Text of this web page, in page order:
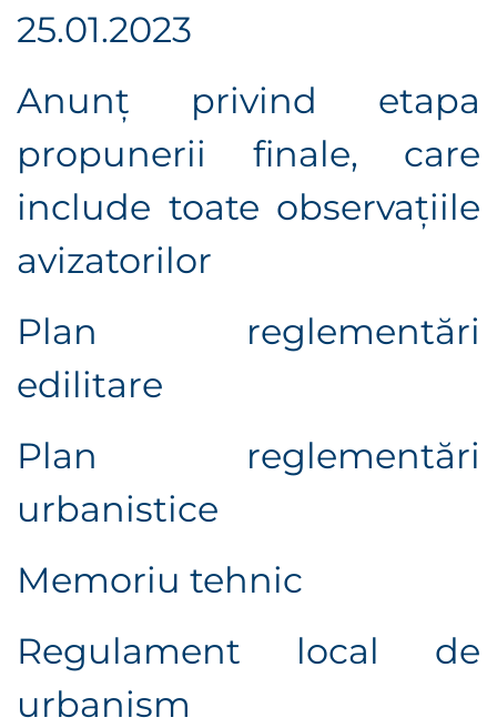
25.01.2023
Anunț privind etapa
propunerii finale, care
include toate observaţiile
avizatorilor
Plan reglementări
edilitare
Plan reglementări
urbanistice
Memoriu tehnic
Regulament local de
urbanism